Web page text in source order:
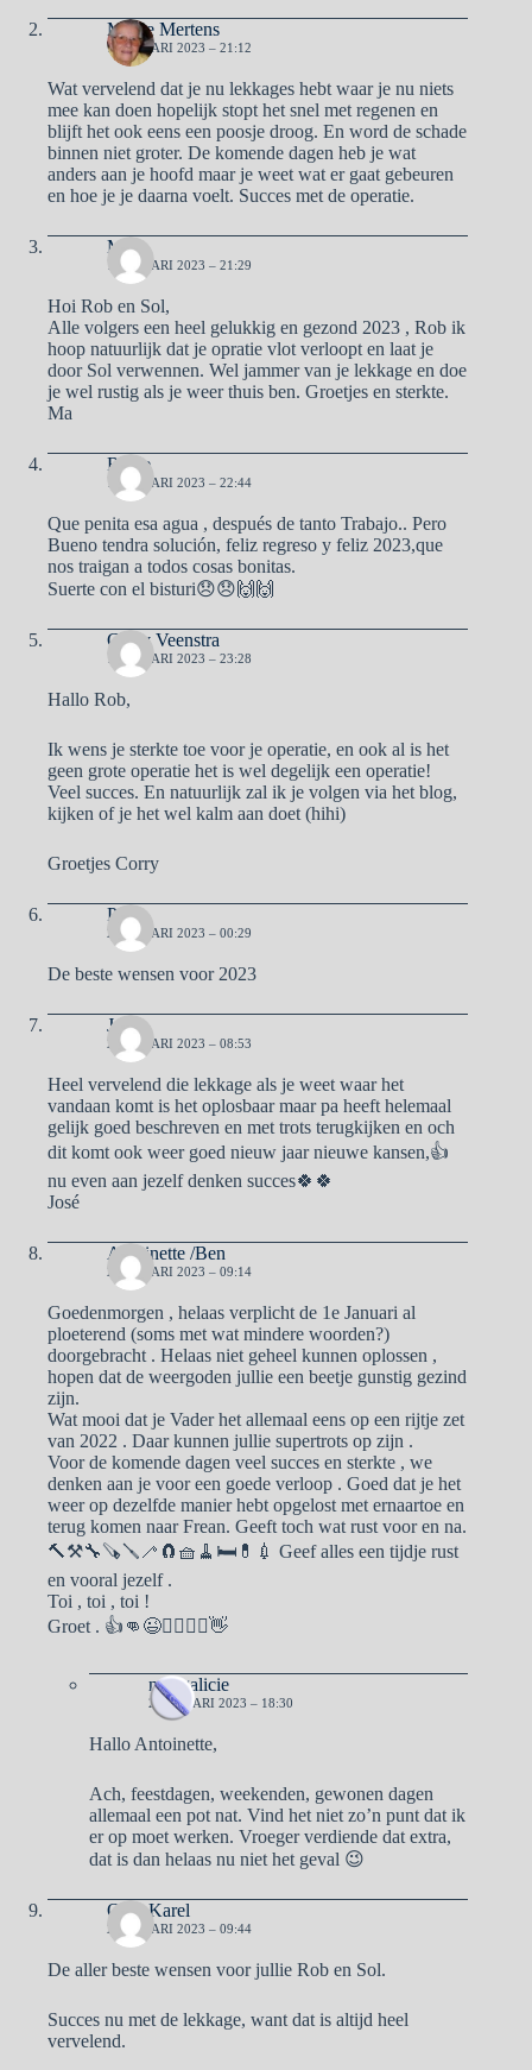
Mieke Mertens
1 JANUARI 2023 – 21:12
Wat vervelend dat je nu lekkages hebt waar je nu niets
mee kan doen hopelijk stopt het snel met regenen en
blijft het ook eens een poosje droog. En word de schade
binnen niet groter. De komende dagen heb je wat
anders aan je hoofd maar je weet wat er gaat gebeuren
en hoe je je daarna voelt. Succes met de operatie.
Ma
1 JANUARI 2023 – 21:29
Hoi Rob en Sol,
Alle volgers een heel gelukkig en gezond 2023 , Rob ik
hoop natuurlijk dat je opratie vlot verloopt en laat je
door Sol verwennen. Wel jammer van je lekkage en doe
je wel rustig als je weer thuis ben. Groetjes en sterkte.
Ma
Reme
1 JANUARI 2023 – 22:44
Que penita esa agua , después de tanto Trabajo.. Pero
Bueno tendra solución, feliz regreso y feliz 2023,que
nos traigan a todos cosas bonitas.
Suerte con el bisturi😞😞🙌🙌
Corry Veenstra
1 JANUARI 2023 – 23:28
Hallo Rob,
Ik wens je sterkte toe voor je operatie, en ook al is het
geen grote operatie het is wel degelijk een operatie!
Veel succes. En natuurlijk zal ik je volgen via het blog,
kijken of je het wel kalm aan doet (hihi)
Groetjes Corry
Petra
2 JANUARI 2023 – 00:29
De beste wensen voor 2023
José
2 JANUARI 2023 – 08:53
Heel vervelend die lekkage als je weet waar het
vandaan komt is het oplosbaar maar pa heeft helemaal
gelijk goed beschreven en met trots terugkijken en och
dit komt ook weer goed nieuw jaar nieuwe kansen,👍
nu even aan jezelf denken succes🍀🍀
José
Antoinette /Ben
2 JANUARI 2023 – 09:14
Goedenmorgen , helaas verplicht de 1e Januari al
ploeterend (soms met wat mindere woorden?)
doorgebracht . Helaas niet geheel kunnen oplossen ,
hopen dat de weergoden jullie een beetje gunstig gezind
zijn.
Wat mooi dat je Vader het allemaal eens op een rijtje zet
van 2022 . Daar kunnen jullie supertrots op zijn .
Voor de komende dagen veel succes en sterkte , we
denken aan je voor een goede verloop . Goed dat je het
weer op dezelfde manier hebt opgelost met ernaartoe en
terug komen naar Frean. Geeft toch wat rust voor en na.
🔨⚒🔧🪚🪛🦯🧲🧺🧹🛏💊💉 Geef alles een tijdje rust
en vooral jezelf .
Toi , toi , toi !
Groet . 👍👊😉🙋‍♂️🙋‍♀️👋
naargalicie
2 JANUARI 2023 – 18:30
Hallo Antoinette,
Ach, feestdagen, weekenden, gewonen dagen
allemaal een pot nat. Vind het niet zo’n punt dat ik
er op moet werken. Vroeger verdiende dat extra,
dat is dan helaas nu niet het geval 😉
Ome Karel
2 JANUARI 2023 – 09:44
De aller beste wensen voor jullie Rob en Sol.
Succes nu met de lekkage, want dat is altijd heel
vervelend.